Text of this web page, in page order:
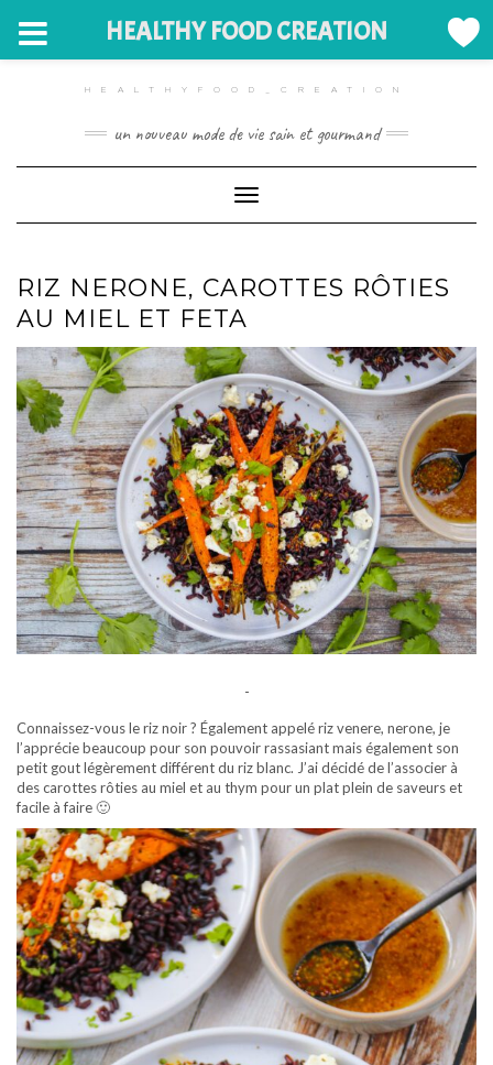
HEALTHYFOOD_CREATION
un nouveau mode de vie sain et gourmand
Toggle Navigation
RIZ NERONE, CAROTTES RÔTIES
AU MIEL ET FETA
-
Connaissez-vous le riz noir ? Également appelé riz venere, nerone, je
l’apprécie beaucoup pour son pouvoir rassasiant mais également son
petit gout légèrement différent du riz blanc. J’ai décidé de l’associer à
des carottes rôties au miel et au thym pour un plat plein de saveurs et
facile à faire 🙂
HEALTHY FOOD CREATION